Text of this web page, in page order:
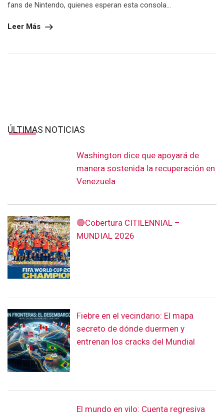
fans de Nintendo, quienes esperan esta consola...
Leer Más
ÚLTIMAS NOTICIAS
Washington dice que apoyará de
manera sostenida la recuperación en
Venezuela
🔴Cobertura CITILENNIAL –
MUNDIAL 2026
Fiebre en el vecindario: El mapa
secreto de dónde duermen y
entrenan los cracks del Mundial
El mundo en vilo: Cuenta regresiva